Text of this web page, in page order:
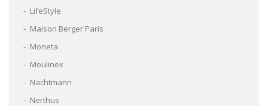
LifeStyle
Maison Berger Paris
Moneta
Moulinex
Nachtmann
Nerthus